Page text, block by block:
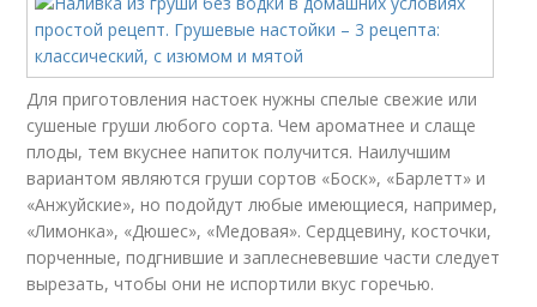
Для приготовления настоек нужны спелые свежие или
сушеные груши любого сорта. Чем ароматнее и слаще
плоды, тем вкуснее напиток получится. Наилучшим
вариантом являются груши сортов «Боск», «Барлетт» и
«Анжуйские», но подойдут любые имеющиеся, например,
«Лимонка», «Дюшес», «Медовая». Сердцевину, косточки,
порченные, подгнившие и заплесневевшие части следует
вырезать, чтобы они не испортили вкус горечью.